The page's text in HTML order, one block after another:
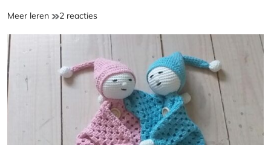
Meer leren Terug
weggeweest!
2 reactiesop
van
weggeweest!